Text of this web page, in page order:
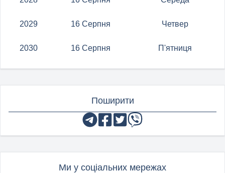
2029 16 Серпня Четвер
2030 16 Серпня П'ятниця
Поширити
Ми у соціальних мережах